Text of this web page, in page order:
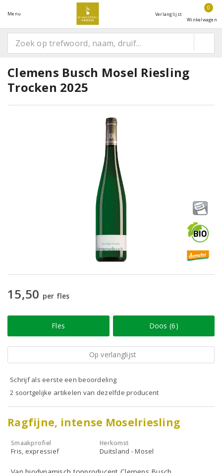
Menu Verlanglijst
0
Winkelwagen
Clemens Busch Mosel Riesling
Trocken 2025
15,50 per fles
Fles Doos (6)
Op verlanglijst
Schrijf als eerste een beoordeling
2 soortgelijke artikelen van dezelfde producent
Ragfijne, intense Moselriesling
Smaakprofiel
Fris, expressief
Herkomst
Duitsland - Mosel